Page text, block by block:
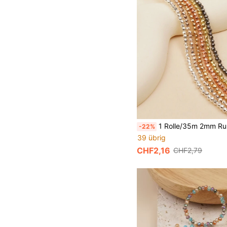
-22% 1 Rolle/35m 2mm Runde Kristallglasperlen Diy-armbandkette
39 übrig
CHF2,16 CHF2,79